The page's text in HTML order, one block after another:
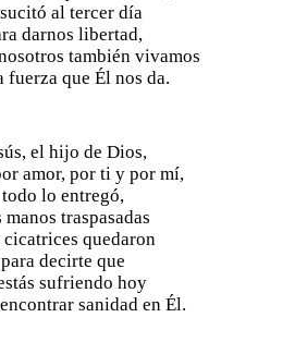
al tercer día
darnos libertad,
también vivamos
fuerza que Él nos da.
el hijo de Dios,
amor, por ti y por mí,
todo lo entregó,
manos traspasadas
cicatrices quedaron
para decirte que
sufriendo hoy
sanidad en Él.